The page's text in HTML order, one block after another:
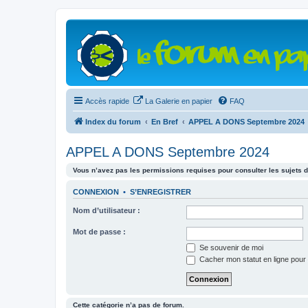
Accès rapide La Galerie en papier FAQ
Index du forum En Bref APPEL A DONS Septembre 2024
APPEL A DONS Septembre 2024
Vous n’avez pas les permissions requises pour consulter les sujets
CONNEXION • S’ENREGISTRER
Nom d’utilisateur :
Mot de passe :
Se souvenir de moi
Cacher mon statut en ligne
Cette catégorie n’a pas de forum.